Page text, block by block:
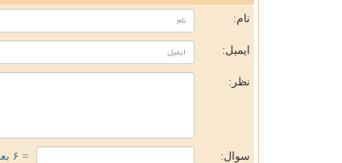
نام:
ایمیل:
نظر:
سوال: = ۶ بعلاوه ۴